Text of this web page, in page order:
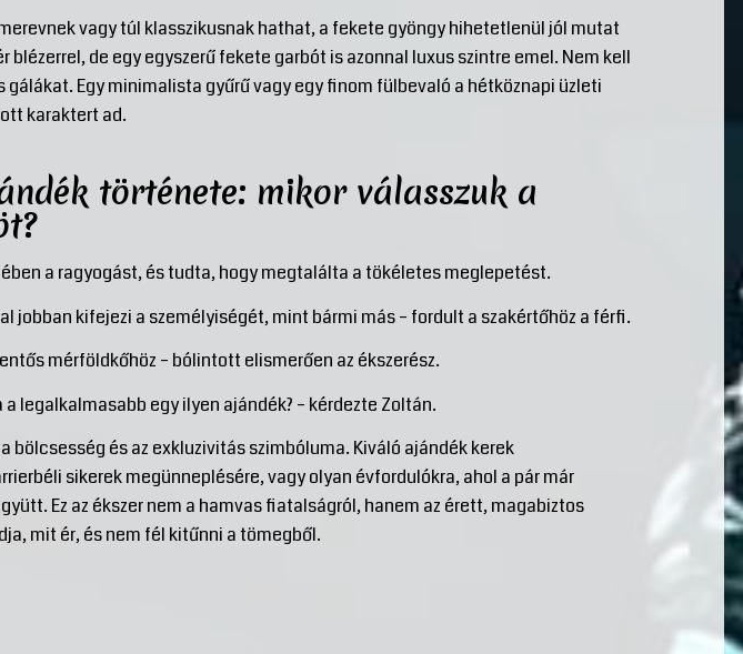
vagy túl klasszikusnak hathat, a fekete gyöngy hihetetlenül jól mutat
blézerrel, de egy egyszerű fekete garbót is azonnal luxus szintre emel. Nem kell
gálákat. Egy minimalista gyűrű vagy egy finom fülbevaló a hétköznapi üzleti
karaktert ad.
története: mikor válasszuk a
a ragyogást, és tudta, hogy megtalálta a tökéletes meglepetést.
jobban kifejezi a személyiségét, mint bármi más – fordult a szakértőhöz a férfi.
mérföldkőhöz – bólintott elismerően az ékszerész.
legalkalmasabb egy ilyen ajándék? – kérdezte Zoltán.
bölcsesség és az exkluzivitás szimbóluma. Kiváló ajándék kerek
sikerek megünneplésére, vagy olyan évfordulókra, ahol a pár már
Ez az ékszer nem a hamvas fiatalságról, hanem az érett, magabiztos
mit ér, és nem fél kitűnni a tömegből.